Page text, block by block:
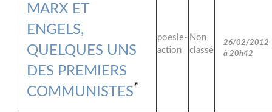
MARX ET
ENGELS,
QUELQUES UNS
DES PREMIERS
COMMUNISTES
poesie-
action
Non
classé
26/02/2012
à 20h42